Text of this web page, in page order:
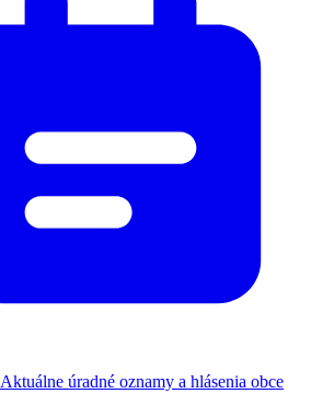
Aktuálne úradné oznamy a hlásenia obce